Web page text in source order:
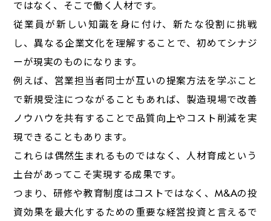
ではなく、そこで働く人材です。
従業員が新しい知識を身に付け、新たな役割に挑戦
し、異なる企業文化を理解することで、初めてシナジ
ーが現実のものになります。
例えば、営業担当者同士が互いの提案方法を学ぶこと
で新規受注につながることもあれば、製造現場で改善
ノウハウを共有することで品質向上やコスト削減を実
現できることもあります。
これらは偶然生まれるものではなく、人材育成という
土台があってこそ実現する成果です。
つまり、研修や教育制度はコストではなく、M&Aの投
資効果を最大化するための重要な経営投資と言えるで